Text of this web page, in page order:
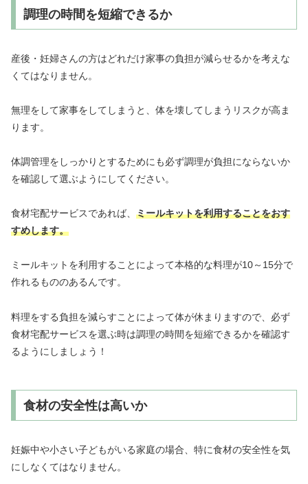
調理の時間を短縮できるか
産後・妊婦さんの方はどれだけ家事の負担が減らせるかを考えな
くてはなりません。
無理をして家事をしてしまうと、体を壊してしまうリスクが高ま
ります。
体調管理をしっかりとするためにも必ず調理が負担にならないか
を確認して選ぶようにしてください。
食材宅配サービスであれば、 ミールキットを利用することをおす
すめします。
ミールキットを利用することによって本格的な料理が10～15分で
作れるもののあるんです。
料理をする負担を減らすことによって体が休まりますので、必ず
食材宅配サービスを選ぶ時は調理の時間を短縮できるかを確認す
るようにしましょう！
食材の安全性は高いか
妊娠中や小さい子どもがいる家庭の場合、特に食材の安全性を気
にしなくてはなりません。